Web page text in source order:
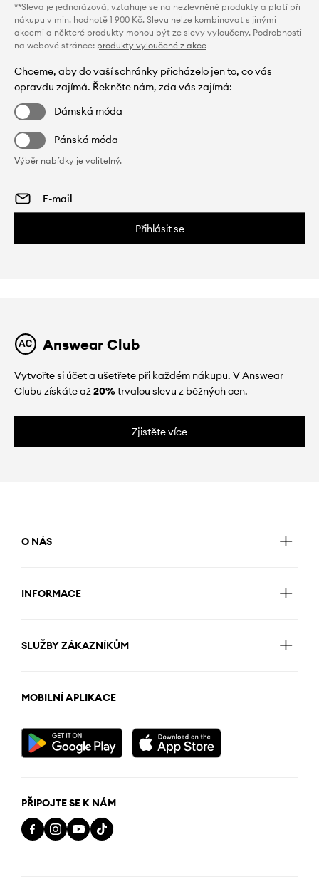
**Sleva je jednorázová, vztahuje se na nezlevněné produkty a platí při
nákupu v min. hodnotě 1 900 Kč. Slevu nelze kombinovat s jinými
akcemi a některé produkty mohou být ze slevy vyloučeny. Podrobnosti
na webové stránce: produkty vyloučené z akce
Chceme, aby do vaší schránky přicházelo jen to, co vás
opravdu zajímá. Řekněte nám, zda vás zajímá:
Dámská móda
Pánská móda
Výběr nabídky je volitelný.
Přihlásit se
Answear Club
Vytvořte si účet a ušetřete při každém nákupu. V Answear
Clubu získáte až20%trvalou slevu z běžných cen.
Zjistěte více
O NÁS
INFORMACE
SLUŽBY ZÁKAZNÍKŮM
MOBILNÍ APLIKACE
PŘIPOJTE SE K NÁM